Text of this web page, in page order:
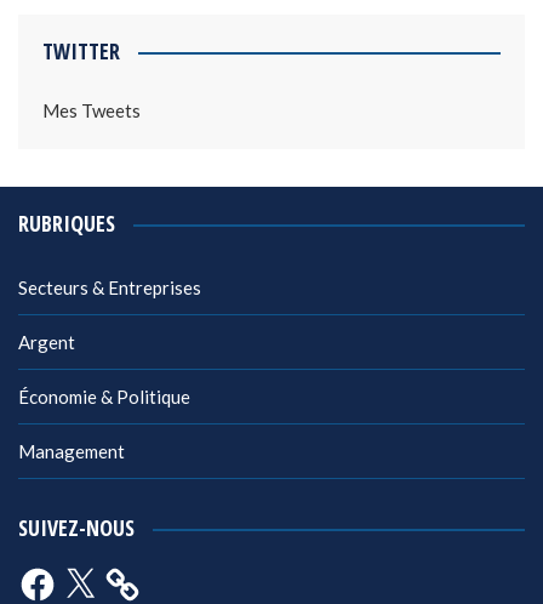
TWITTER
Mes Tweets
RUBRIQUES
Secteurs & Entreprises
Argent
Économie & Politique
Management
SUIVEZ-NOUS
Facebook
X